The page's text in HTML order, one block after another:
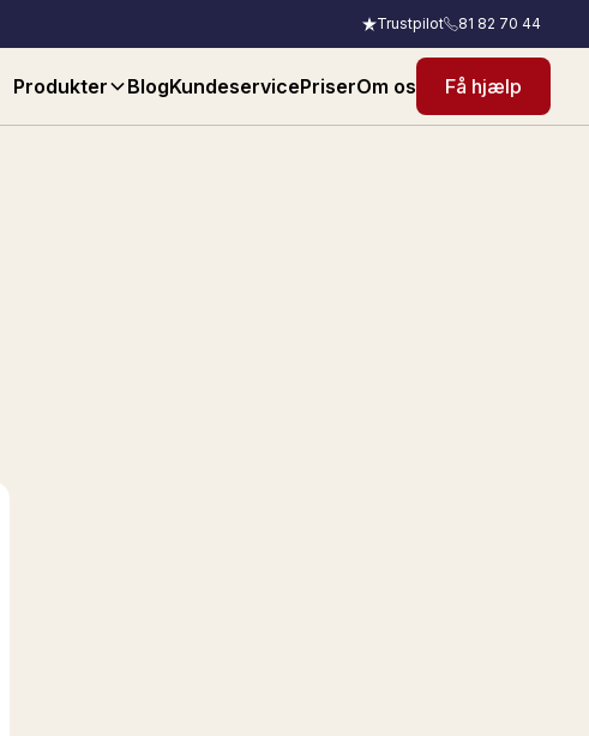
Trustpilot 81 82 70 44
Produkter BlogKundeservicePriserOm os Få hjælp